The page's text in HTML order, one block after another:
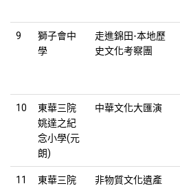
9
獅子會中
學
走進錦田-本地歷
史文化考察團
10
東華三院
姚達之紀
念小學(元
朗)
中華文化大匯演
11
東華三院
非物質文化遺產